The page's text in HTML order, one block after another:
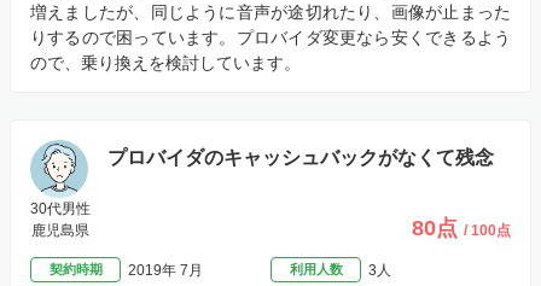
増えましたが、同じように音声が途切れたり、画像が止まった
りするので困っています。プロバイダ変更なら安くできるよう
ので、乗り換えを検討しています。
プロバイダのキャッシュバックがなくて残念
30代男性
鹿児島県
80点 / 100点
契約時期 2019年 7月 利用人数 3人